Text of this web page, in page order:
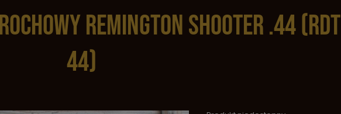
Remington Shooter .44 (RDT
44)